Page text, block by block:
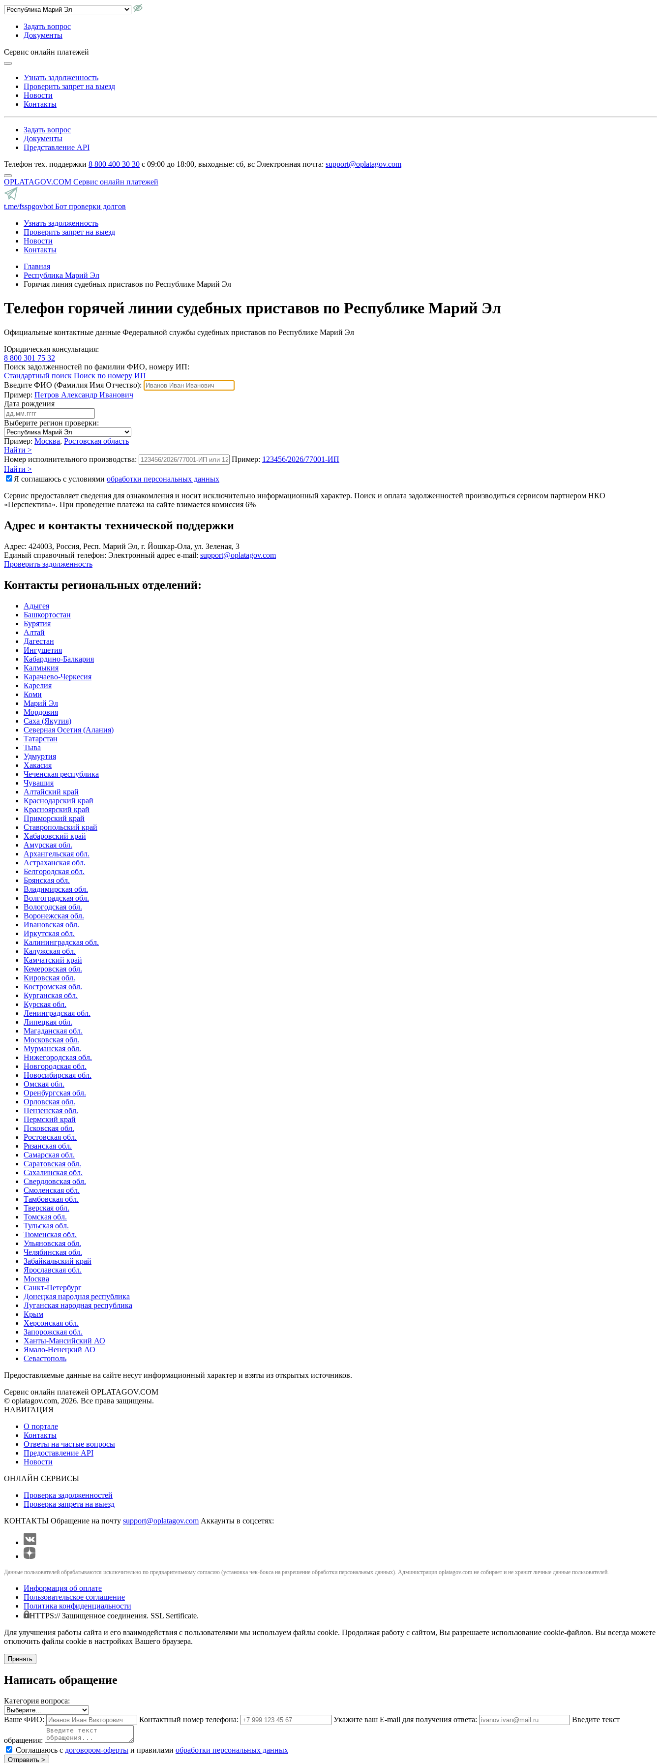
Задать вопрос
Документы
Сервис онлайн платежей
Узнать задолженность
Проверить запрет на выезд
Новости
Контакты
Задать вопрос
Документы
Представление API
Телефон тех. поддержки 8 800 400 30 30 с 09:00 до 18:00, выходные: сб, вс Электронная почта: support@oplatagov.com
OPLATAGOV.COM Сервис онлайн платежей
t.me/fsspgovbot Бот проверки долгов
Узнать задолженность
Проверить запрет на выезд
Новости
Контакты
Главная
Республика Марий Эл
Горячая линия судебных приставов по Республике Марий Эл
Телефон горячей линии судебных приставов по Республике Марий Эл
Официальные контактные данные Федеральной службы судебных приставов по Республике Марий Эл
Юридическая консультация:
8 800 301 75 32
Поиск задолженностей по фамилии ФИО, номеру ИП:
Стандартный поиск Поиск по номеру ИП
Введите ФИО (Фамилия Имя Отчество):
Пример: Петров Александр Иванович
Дата рождения
Выберите регион проверки:
Пример: Москва, Ростовская область
Найти >
Номер исполнительного производства:
Пример: 123456/2026/77001-ИП
Найти >
Я соглашаюсь с условиями обработки персональных данных
Сервис предоставляет сведения для ознакомления и носит исключительно информационный характер. Поиск и оплата задолженностей производиться сервисом партнером НКО
«Перспектива». При проведение платежа на сайте взимается комиссия 6%
Адрес и контакты технической поддержки
Адрес: 424003, Россия, Респ. Марий Эл, г. Йошкар-Ола, ул. Зеленая, 3
Единый справочный телефон: Электронный адрес e-mail: support@oplatagov.com
Проверить задолженность
Контакты региональных отделений:
Адыгея
Башкортостан
Бурятия
Алтай
Дагестан
Ингушетия
Кабардино-Балкария
Калмыкия
Карачаево-Черкесия
Карелия
Коми
Марий Эл
Мордовия
Саха (Якутия)
Северная Осетия (Алания)
Татарстан
Тыва
Удмуртия
Хакасия
Чеченская республика
Чувашия
Алтайский край
Краснодарский край
Красноярский край
Приморский край
Ставропольский край
Хабаровский край
Амурская обл.
Архангельская обл.
Астраханская обл.
Белгородская обл.
Брянская обл.
Владимирская обл.
Волгоградская обл.
Вологодская обл.
Воронежская обл.
Ивановская обл.
Иркутская обл.
Калининградская обл.
Калужская обл.
Камчатский край
Кемеровская обл.
Кировская обл.
Костромская обл.
Курганская обл.
Курская обл.
Ленинградская обл.
Липецкая обл.
Магаданская обл.
Московская обл.
Мурманская обл.
Нижегородская обл.
Новгородская обл.
Новосибирская обл.
Омская обл.
Оренбургская обл.
Орловская обл.
Пензенская обл.
Пермский край
Псковская обл.
Ростовская обл.
Рязанская обл.
Самарская обл.
Саратовская обл.
Сахалинская обл.
Свердловская обл.
Смоленская обл.
Тамбовская обл.
Тверская обл.
Томская обл.
Тульская обл.
Тюменская обл.
Ульяновская обл.
Челябинская обл.
Забайкальский край
Ярославская обл.
Москва
Санкт-Петербург
Донецкая народная республика
Луганская народная республика
Крым
Херсонская обл.
Запорожская обл.
Ханты-Мансийский АО
Ямало-Ненецкий АО
Севастополь
Предоставляемые данные на сайте несут информационный характер и взяты из открытых источников.
Сервис онлайн платежей OPLATAGOV.COM
© oplatagov.com, 2026. Все права защищены.
НАВИГАЦИЯ
О портале
Контакты
Ответы на частые вопросы
Предоставление API
Новости
ОНЛАЙН СЕРВИСЫ
Проверка задолженностей
Проверка запрета на выезд
КОНТАКТЫ Обращение на почту support@oplatagov.com Аккаунты в соцсетях:
Данные пользователей обрабатываются исключительно по предварительному согласию (установка чек-бокса на разрешение обработки персональных данных). Администрация oplatagov.com не собирает и не хранит личные данные пользователей.
Информация об оплате
Пользовательское соглашение
Политика конфиденциальности
HTTPS:// Защищенное соединения. SSL Sertificate.
Для улучшения работы сайта и его взаимодействия с пользователями мы используем файлы cookie. Продолжая работу с сайтом, Вы разрешаете использование cookie-файлов. Вы всегда можете
отключить файлы cookie в настройках Вашего браузера.
Принять
Написать обращение
Категория вопроса:
Ваше ФИО: Контактный номер телефона: Укажите ваш E-mail для получения ответа: Введите текст
обращения:
Соглашаюсь с договором-оферты и правилами обработки персональных данных
Отправить >